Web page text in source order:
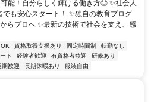
能！自分らしく輝ける働き方◎ ✨社会人
も安心スタート！ ✨独自の教育プログ
らプロへ ✨最新の技術で社会を支え、感
資格取得支援あり 固定時間制
転勤なし
ト 経験者歓迎 有資格者歓迎
研修あり
期歓迎 長期休暇あり 服装自由